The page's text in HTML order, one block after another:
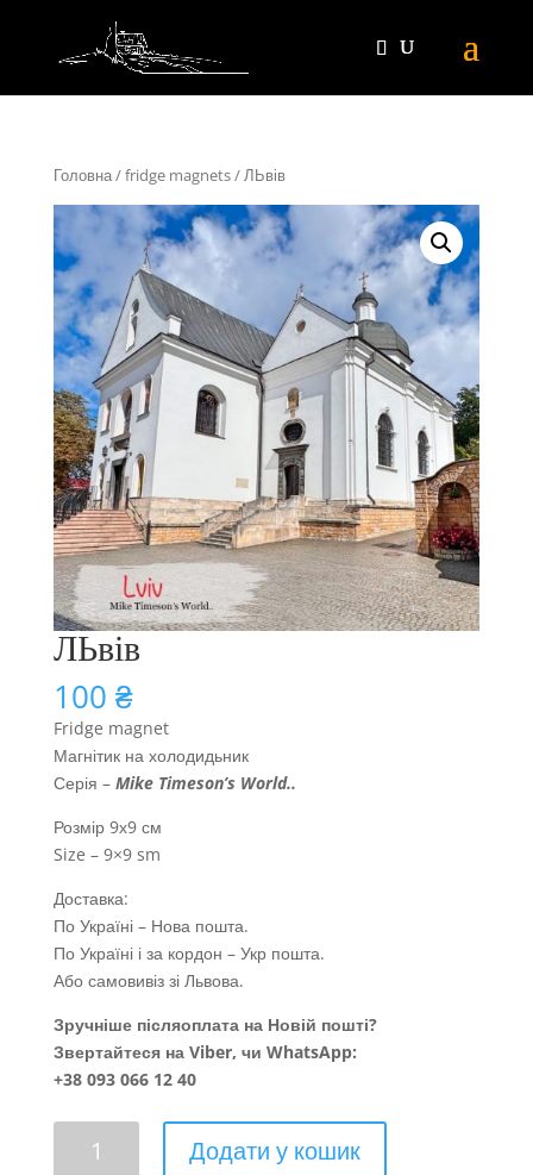
Головна/fridge magnets/ ЛЬвів
ЛЬвів
100 ₴
Fridge magnet
Магнітик на холодидьник
Серія – Mike Timeson’s World..
Розмір 9х9 см
Size – 9×9 sm
Доставка:
По Україні – Нова пошта.
По Україні і за кордон – Укр пошта.
Або самовивіз зі Львова.
Зручніше післяоплата на Новій пошті?
Звертайтеся на Viber, чи WhatsApp:
+38 093 066 12 40
кількість
Додати у кошик